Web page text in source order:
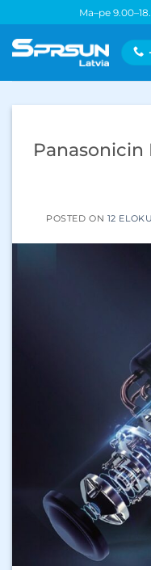
to
content
Ma–pe
POSTED ON 12